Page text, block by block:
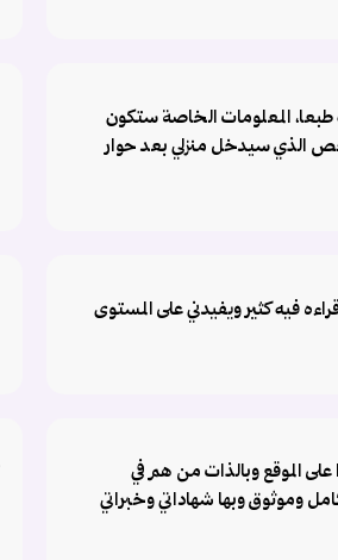
المعلومات الخاصة ستكون
الذي سيدخل منزلي بعد حوار
فيه كثير ويفيدني على المستوى
الموقع وبالذات من هم في
وموثوق وبها شهاداتي وخبراتي